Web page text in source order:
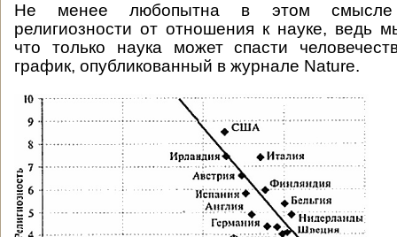
Не менее любопытна в этом смысле
религиозности от отношения к науке, ведь
что только наука может спасти
график, опубликованный в журнале Nature.